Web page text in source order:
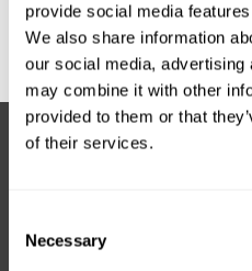
provide social media
We also share information
our social media,
may combine it with other
provided to them or that
of their services.
Selection
Necessary
Solicitar precio